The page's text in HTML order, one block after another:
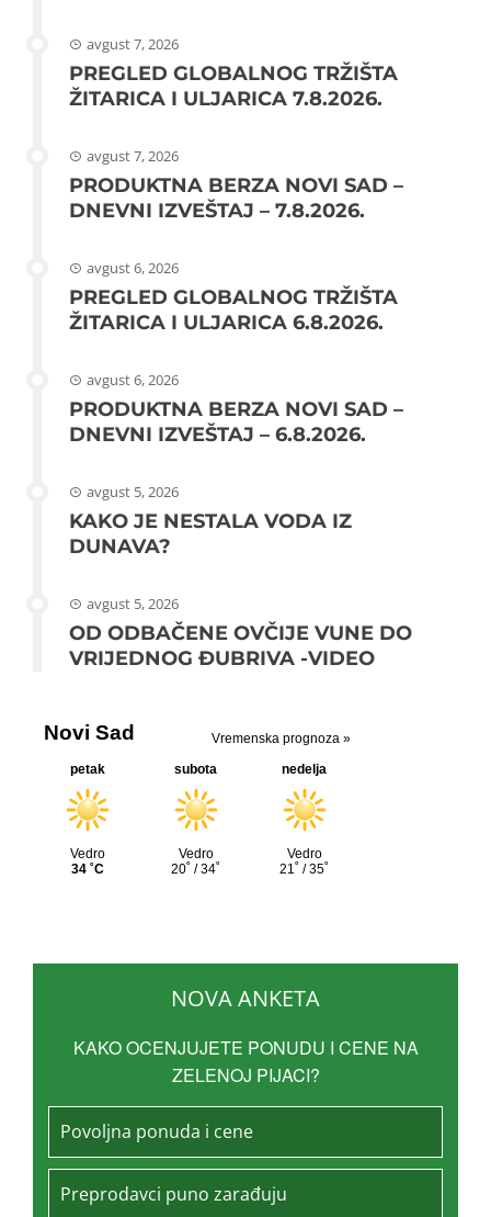
avgust 7, 2026
PREGLED GLOBALNOG TRŽIŠTA
ŽITARICA I ULJARICA 7.8.2026.
avgust 7, 2026
PRODUKTNA BERZA NOVI SAD –
DNEVNI IZVEŠTAJ – 7.8.2026.
avgust 6, 2026
PREGLED GLOBALNOG TRŽIŠTA
ŽITARICA I ULJARICA 6.8.2026.
avgust 6, 2026
PRODUKTNA BERZA NOVI SAD –
DNEVNI IZVEŠTAJ – 6.8.2026.
avgust 5, 2026
KAKO JE NESTALA VODA IZ
DUNAVA?
avgust 5, 2026
OD ODBAČENE OVČIJE VUNE DO
VRIJEDNOG ĐUBRIVA -VIDEO
NOVA ANKETA
KAKO OCENJUJETE PONUDU I CENE NA
ZELENOJ PIJACI?
Povoljna ponuda i cene
Preprodavci puno zarađuju